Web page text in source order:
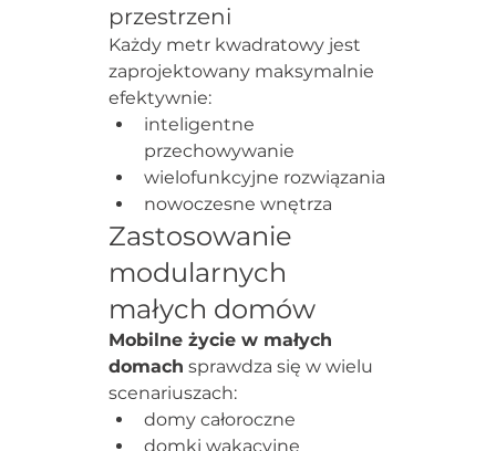
przestrzeni
Każdy metr kwadratowy jest
zaprojektowany maksymalnie
efektywnie:
inteligentne
przechowywanie
wielofunkcyjne rozwiązania
nowoczesne wnętrza
Zastosowanie
modularnych
małych domów
Mobilne życie w małych
domach sprawdza się w wielu
scenariuszach:
domy całoroczne
domki wakacyjne